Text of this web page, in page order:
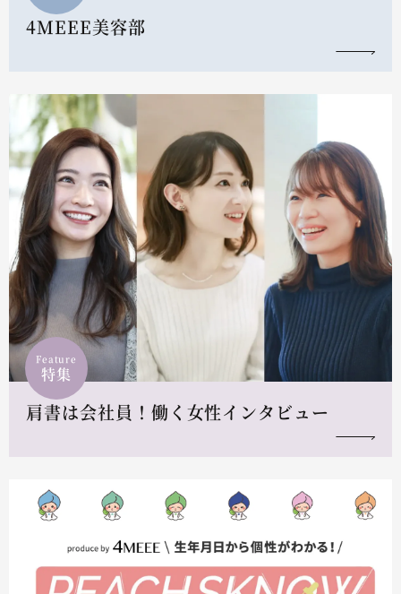
4MEEE美容部
Feature
特集
肩書は会社員！働く女性インタビュー